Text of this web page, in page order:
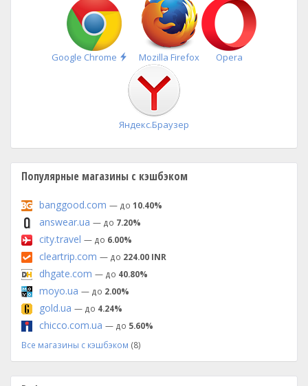
Google Chrome
Быстрая
установка
Mozilla Firefox Opera
Яндекс.Браузер
Популярные магазины с кэшбэком
banggood.com — до 10.40%
answear.ua — до 7.20%
city.travel — до 6.00%
cleartrip.com — до 224.00 INR
dhgate.com — до 40.80%
moyo.ua — до 2.00%
gold.ua — до 4.24%
chicco.com.ua — до 5.60%
Все магазины с кэшбэком (8)